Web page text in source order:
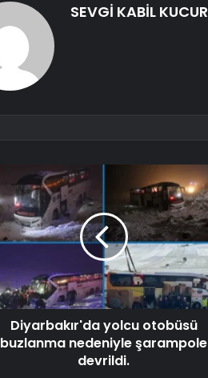
SEVGİ KABİL KUCUR
Diyarbakır'da yolcu otobüsü
buzlanma nedeniyle şarampole
devrildi.